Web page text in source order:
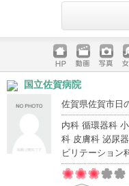
ホームペ
ージ
動画 写真
国立佐賀病院
佐賀県佐賀市日
内科 循環器科
科 皮膚科 泌尿
ビリテーション